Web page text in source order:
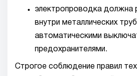
электропроводка должна
внутри металлических
автоматическими
предохранителями.
Строгое соблюдение правил